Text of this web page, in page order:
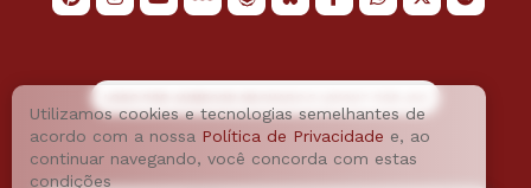
Utilizamos cookies e tecnologias semelhantes de
acordo com a nossa Política de Privacidade e, ao
continuar navegando, você concorda com estas
condições